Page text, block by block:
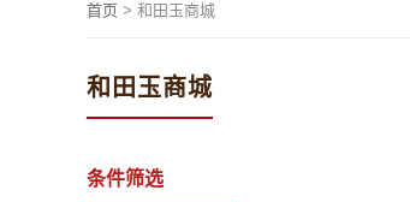
首页 > 和田玉商城
和田玉商城
条件筛选